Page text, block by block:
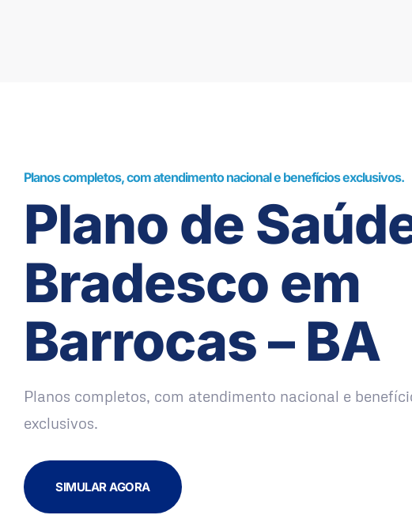
Planos completos, com atendimento nacional e benefícios exclusivos.
Plano de
Bradesco em
Barrocas – BA
Planos completos, com atendimento nacional e
exclusivos.
SIMULAR AGORA